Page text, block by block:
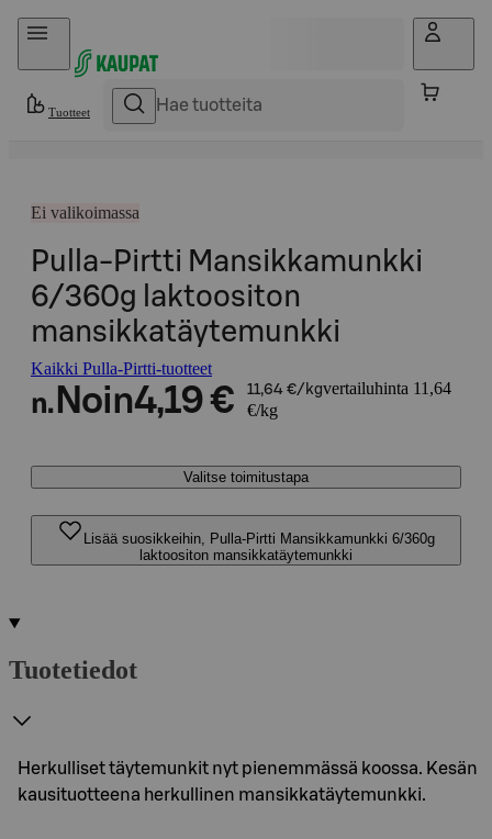
Hyppää sisältöön
Tuotteet
Ei valikoimassa
Pulla-Pirtti Mansikkamunkki
6/360g laktoositon
mansikkatäytemunkki
Kaikki Pulla-Pirtti-tuotteet
n. Noin4,19 € 11,64 €/kgvertailuhinta 11,64
€/kg
Valitse toimitustapa
Lisää suosikkeihin, Pulla-Pirtti Mansikkamunkki 6/360g
laktoositon mansikkatäytemunkki
Tuotetiedot
Herkulliset täytemunkit nyt pienemmässä koossa. Kesän
kausituotteena herkullinen mansikkatäytemunkki.